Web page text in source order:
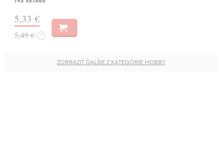
5,33 €
5,49 € ?
ZOBRAZIŤ ĎALŠIE Z KATEGÓRIE HOBBY